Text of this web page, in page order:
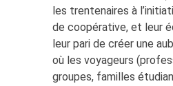
les trentenaires à
de coopérative, et leur
leur pari de créer une
où les voyageurs
groupes, familles